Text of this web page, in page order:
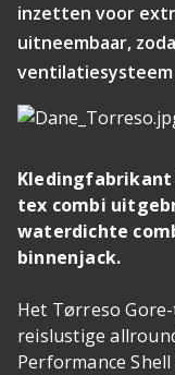
inzetten voor
uitneembaar,
Kledingfabrikant
tex combi
waterdichte
binnenjack.
Het Tørreso
reislustige
Performance